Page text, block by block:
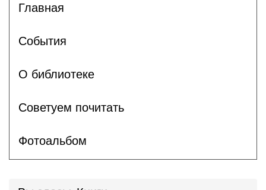
Главная
События
О библиотеке
Советуем почитать
Фотоальбом